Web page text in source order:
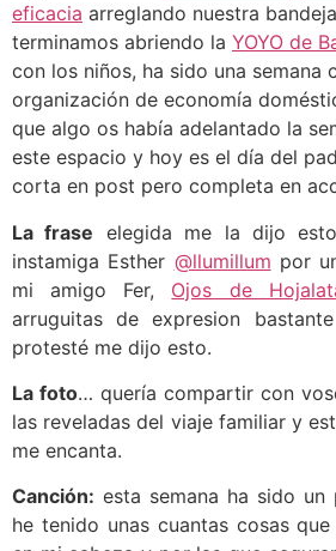
eficacia arreglando nuestra
terminamos abriendo la YOYO de
con los niños, ha sido una semana
organización de economía
que algo os había adelantado la
este espacio y hoy es el día del
corta en post pero completa en
La frase elegida me la dijo
instamiga Esther @llumillum por
mi amigo Fer, Ojos de
arruguitas de expresion
protesté me dijo esto.
La foto… quería compartir con
las reveladas del viaje familiar y
me encanta.
Canción: esta semana ha sido
he tenido unas cuantas cosas